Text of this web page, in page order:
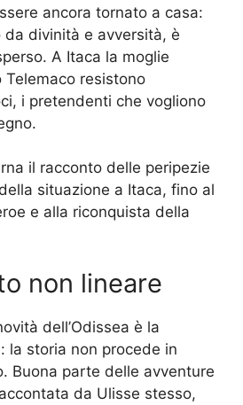
ancora tornato a casa:
divinità e avversità, è
A Itaca la moglie
Telemaco resistono
i pretendenti che vogliono
il racconto delle peripezie
situazione a Itaca, fino al
e alla riconquista della
non lineare
dell’Odissea è la
la storia non procede in
Buona parte delle avventure
da Ulisse stesso,